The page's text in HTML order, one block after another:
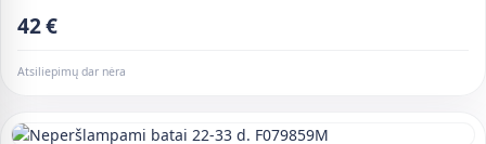
42 €
Atsiliepimų dar nėra